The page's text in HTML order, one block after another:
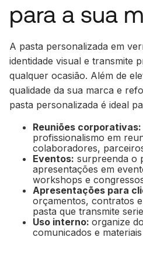
para a sua
A pasta personalizada em
identidade visual e transmite
qualquer ocasião. Além de
qualidade da sua marca e
pasta personalizada é ideal
Reuniões corporativas:
profissionalismo em
colaboradores,
Eventos: surpreenda o
apresentações em
workshops e
Apresentações para
orçamentos, contratos
pasta que transmite
Uso interno: organize
comunicados e